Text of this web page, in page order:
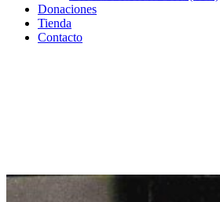
Donaciones
Tienda
Contacto